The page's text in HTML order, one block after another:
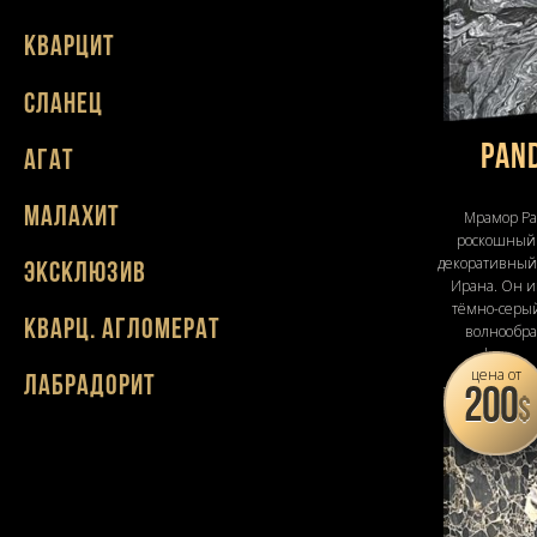
Кварцит
Сланец
Агат
Малахит
Эксклюзив
Кварц. агломерат
Лабрадорит
Мрамор
Ирана. Он
тёмно-
цена от
200$